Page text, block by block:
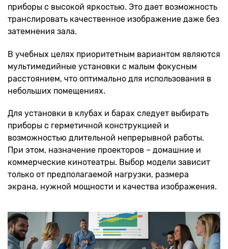
приборы с высокой яркостью. Это дает возможность
транслировать качественное изображение даже без
затемнения зала.
В учебных целях приоритетным вариантом являются
мультимедийные установки с малым фокусным
расстоянием, что оптимально для использования в
небольших помещениях.
Для установки в клубах и барах следует выбирать
приборы с герметичной конструкцией и
возможностью длительной непрерывной работы.
При этом, назначение проекторов – домашние и
коммерческие кинотеатры. Выбор модели зависит
только от предполагаемой нагрузки, размера
экрана, нужной мощности и качества изображения.